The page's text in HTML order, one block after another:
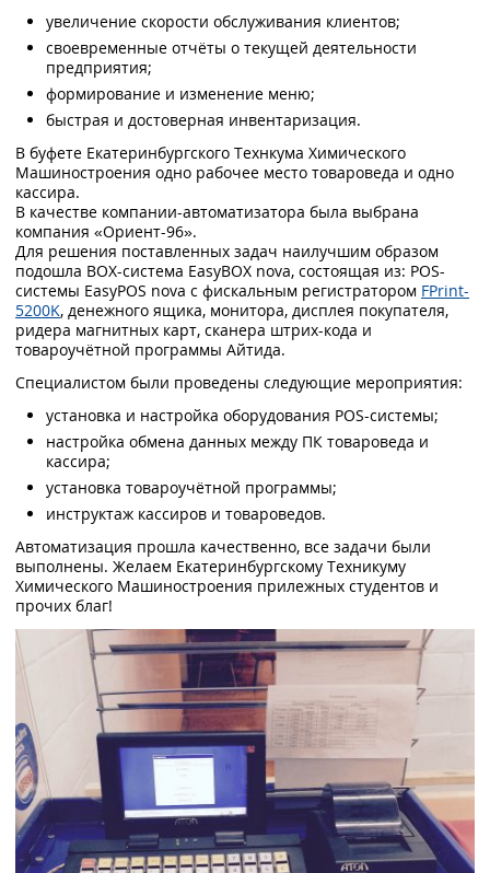
увеличение скорости обслуживания клиентов;
своевременные отчёты о текущей деятельности
предприятия;
формирование и изменение меню;
быстрая и достоверная инвентаризация.
В буфете Екатеринбургского Технкума Химического
Машиностроения одно рабочее место товароведа и одно
кассира.
В качестве компании-автоматизатора была выбрана
компания «Ориент-96».
Для решения поставленных задач наилучшим образом
подошла BOX-система EasyBOX nova, состоящая из: POS-
системы EasyPOS nova с фискальным регистратором FPrint-
5200K, денежного ящика, монитора, дисплея покупателя,
ридера магнитных карт, сканера штрих-кода и
товароучётной программы Айтида.
Специалистом были проведены следующие мероприятия:
установка и настройка оборудования POS-системы;
настройка обмена данных между ПК товароведа и
кассира;
установка товароучётной программы;
инструктаж кассиров и товароведов.
Автоматизация прошла качественно, все задачи были
выполнены. Желаем Екатеринбургскому Техникуму
Химического Машиностроения прилежных студентов и
прочих благ!